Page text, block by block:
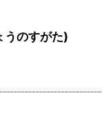
うのすがた)